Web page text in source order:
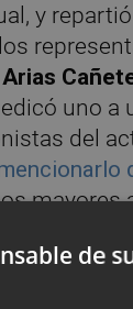
y
uno a
del
mayores
de
las
de